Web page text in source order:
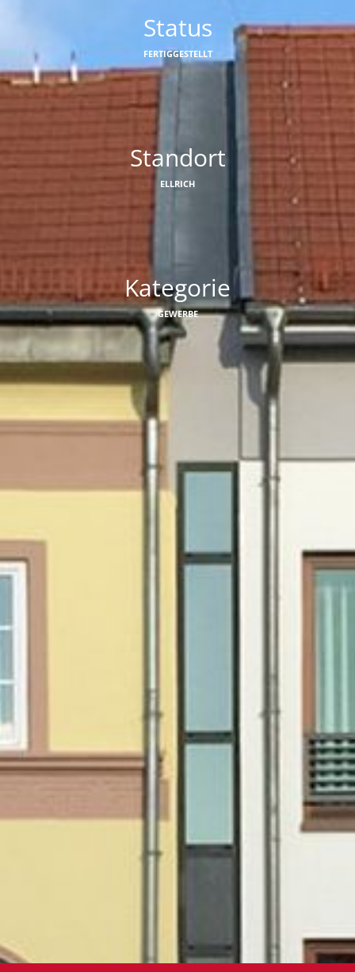
Status
FERTIGGESTELLT
Standort
ELLRICH
Kategorie
GEWERBE